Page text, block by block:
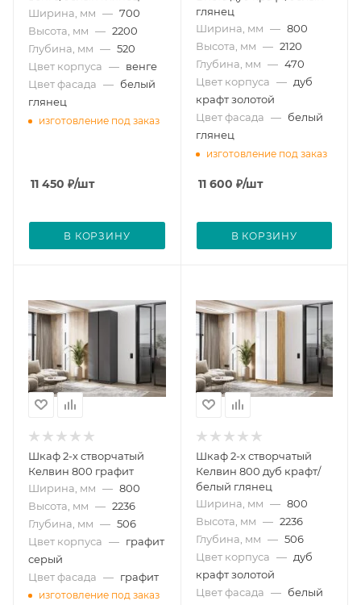
Ширина, мм — 700
Высота, мм — 2200
Глубина, мм — 520
Цвет корпуса — венге
Цвет фасада — белый
глянец
изготовление под заказ
11 450 ₽/шт
В КОРЗИНУ
глянец
Ширина, мм — 800
Высота, мм — 2120
Глубина, мм — 470
Цвет корпуса — дуб
крафт золотой
Цвет фасада — белый
глянец
изготовление под заказ
11 600 ₽/шт
В КОРЗИНУ
Шкаф 2-х створчатый
Келвин 800 графит
Ширина, мм — 800
Высота, мм — 2236
Глубина, мм — 506
Цвет корпуса — графит
серый
Цвет фасада — графит
изготовление под заказ
Шкаф 2-х створчатый
Келвин 800 дуб крафт/
белый глянец
Ширина, мм — 800
Высота, мм — 2236
Глубина, мм — 506
Цвет корпуса — дуб
крафт золотой
Цвет фасада — белый